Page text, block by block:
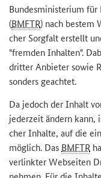
Bun­des­mi­nis­te­ri­um für
(BMFTR) nach bes­tem
cher Sorg­falt er­stellt
"frem­den In­hal­ten".
drit­ter An­bie­ter sowie
son­ders ge­ach­tet.
Da je­doch der In­halt
je­der­zeit än­dern
cher In­hal­te, auf die
mög­lich. Das BMFTR
ver­link­ter Web­sei­ten